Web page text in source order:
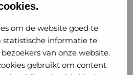
om de website goed te
statistische informatie te
van onze website.
gebruikt om content
media